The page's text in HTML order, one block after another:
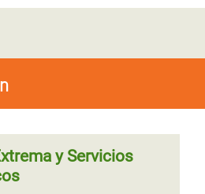
en el Sahel
y Servicios